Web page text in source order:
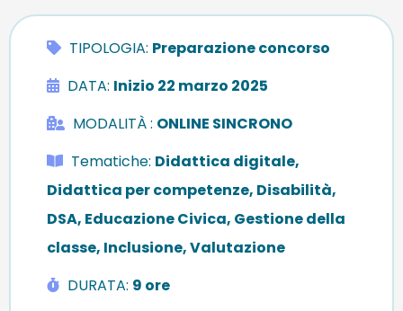
TIPOLOGIA: Preparazione concorso
DATA: Inizio 22 marzo 2025
MODALITÀ: ONLINE SINCRONO
Tematiche: Didattica digitale,
Didattica per competenze, Disabilità,
DSA, Educazione Civica, Gestione della
classe, Inclusione, Valutazione
DURATA: 9 ore